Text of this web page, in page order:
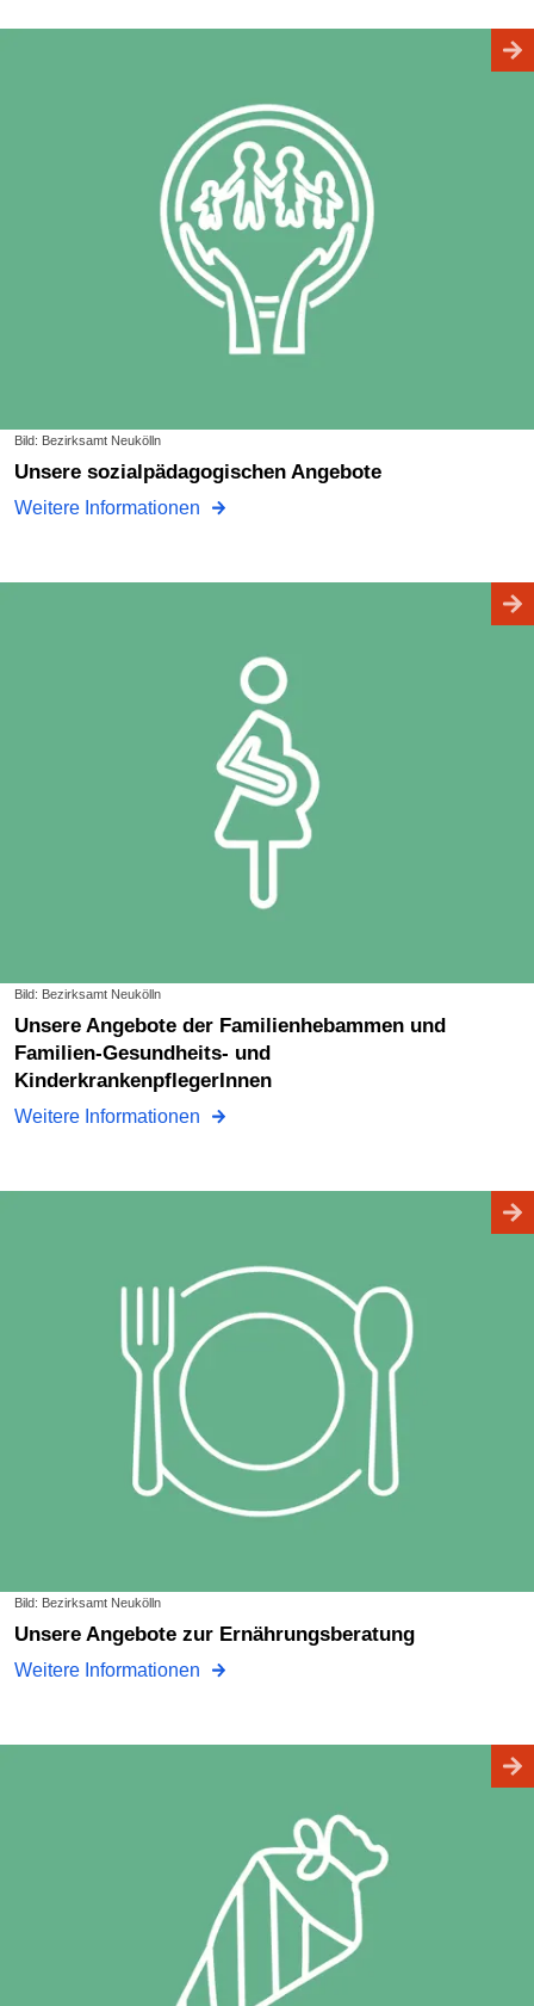
Bild: Bezirksamt Neukölln
Unsere sozialpädagogischen Angebote
Weitere Informationen
Bild: Bezirksamt Neukölln
Unsere Angebote der Familienhebammen und
Familien-Gesundheits- und
KinderkrankenpflegerInnen
Weitere Informationen
Bild: Bezirksamt Neukölln
Unsere Angebote zur Ernährungsberatung
Weitere Informationen